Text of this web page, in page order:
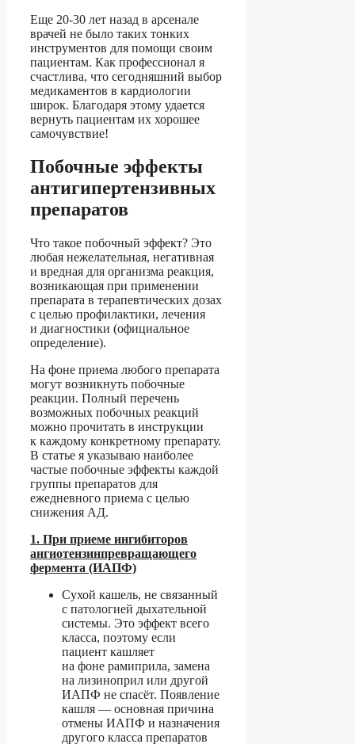
Еще 20-30 лет назад в арсенале
врачей не было таких тонких
инструментов для помощи своим
пациентам. Как профессионал я
счастлива, что сегодняшний выбор
медикаментов в кардиологии
широк. Благодаря этому удается
вернуть пациентам их хорошее
самочувствие!
Побочные эффекты
антигипертензивных
препаратов
Что такое побочный эффект? Это
любая нежелательная, негативная
и вредная для организма реакция,
возникающая при применении
препарата в терапевтических дозах
с целью профилактики, лечения
и диагностики (официальное
определение).
На фоне приема любого препарата
могут возникнуть побочные
реакции. Полный перечень
возможных побочных реакций
можно прочитать в инструкции
к каждому конкретному препарату.
В статье я указываю наиболее
частые побочные эффекты каждой
группы препаратов для
ежедневного приема с целью
снижения АД.
1. При приеме ингибиторов
ангиотензинпревращающего
фермента (ИАПФ)
Сухой кашель, не связанный
с патологией дыхательной
системы. Это эффект всего
класса, поэтому если
пациент кашляет
на фоне рамиприла, замена
на лизиноприл или другой
ИАПФ не спасёт. Появление
кашля — основная причина
отмены ИАПФ и назначения
другого класса препаратов